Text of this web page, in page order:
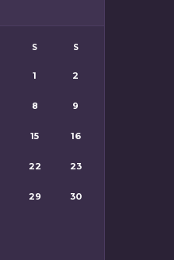
S S
1 2
8 9
15 16
22 23
29 30